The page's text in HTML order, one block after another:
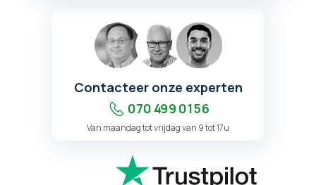
Contacteer onze experten
070 499 01 56
Van maandag tot vrijdag van 9 tot 17u